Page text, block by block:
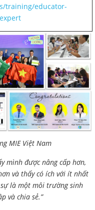
training/educator-
MIE Việt Nam
mình được nâng cấp hơn,
và thấy có ích với ít nhất
là một môi trường sinh
và chia sẻ.”